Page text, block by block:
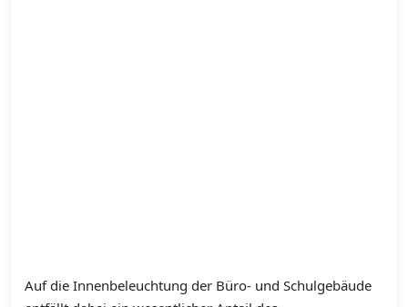
Auf die Innenbeleuchtung der Büro- und Schulgebäude